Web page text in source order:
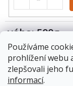
Používáme
prohlížení webu
zlepšovali jeho
informací.
váha: 500g
1213/500
139 Kč
Skladem